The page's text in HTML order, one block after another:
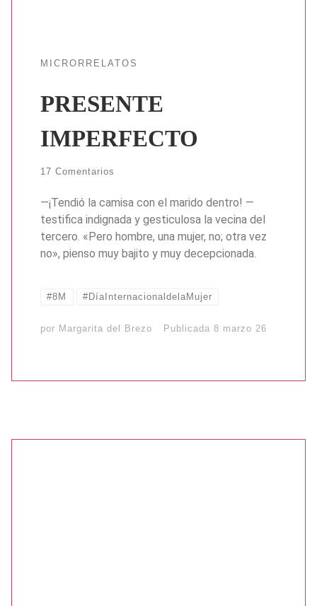
MICRORRELATOS
PRESENTE
IMPERFECTO
17 Comentarios
—¡Tendió la camisa con el marido dentro! —
testifica indignada y gesticulosa la vecina del
tercero. «Pero hombre, una mujer, no; otra vez
no», pienso muy bajito y muy decepcionada.
#8M #DíaInternacionaldelaMujer
por Margarita del Brezo Publicada 8 marzo 26